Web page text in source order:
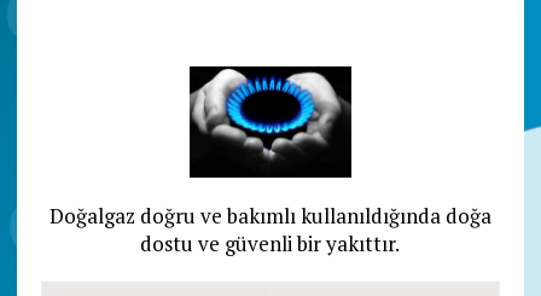
Doğalgaz doğru ve bakımlı kullanıldığında doğa
dostu ve güvenli bir yakıttır.